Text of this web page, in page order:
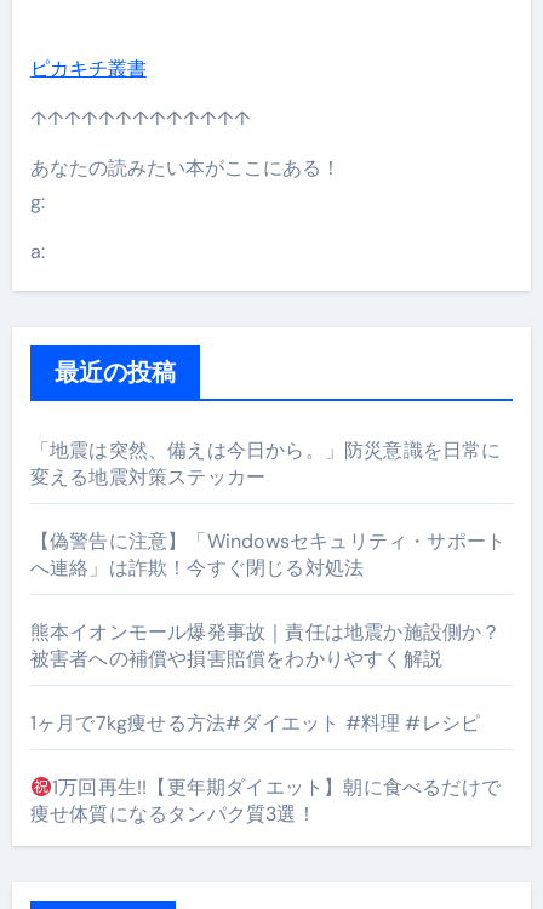
ピカキチ叢書
↑↑↑↑↑↑↑↑↑↑↑↑↑
あなたの読みたい本がここにある！
g:
a:
最近の投稿
「地震は突然、備えは今日から。」防災意識を日常に
変える地震対策ステッカー
【偽警告に注意】「Windowsセキュリティ・サポート
へ連絡」は詐欺！今すぐ閉じる対処法
熊本イオンモール爆発事故｜責任は地震か施設側か？
被害者への補償や損害賠償をわかりやすく解説
1ヶ月で7kg痩せる方法#ダイエット #料理 #レシピ
1万回再生!!【更年期ダイエット】朝に食べるだけで
痩せ体質になるタンパク質3選！